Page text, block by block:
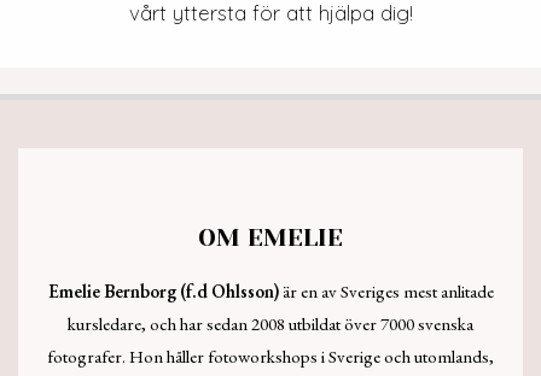
vårt yttersta för att hjälpa dig!
OM EMELIE
Emelie Bernborg (f.d Ohlsson)är en av Sveriges mest anlitade
kursledare, och har sedan 2008 utbildat över 7000 svenska
fotografer. Hon håller fotoworkshops i Sverige och utomlands,